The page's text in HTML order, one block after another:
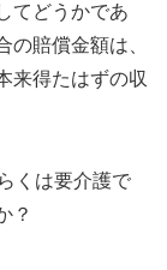
てどうかであ
の賠償金額は、
来得たはずの収
くは要介護で
？